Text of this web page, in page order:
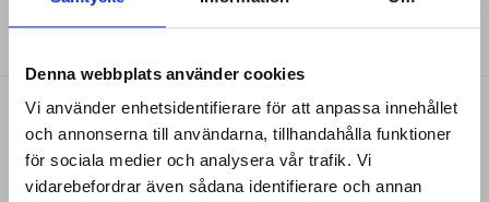
×
Denna webbplats använder cookies
Vi använder enhetsidentifierare för att anpassa innehållet
och annonserna till användarna, tillhandahålla funktioner
för sociala medier och analysera vår trafik. Vi
vidarebefordrar även sådana identifierare och annan
dependcosmetic